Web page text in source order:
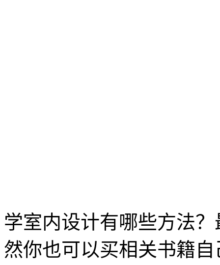
学室内设计有哪些方法
然你也可以买相关书籍